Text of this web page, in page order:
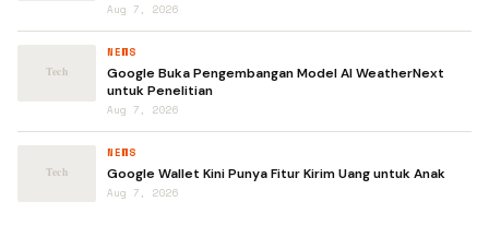
Aug 7, 2026
NEWS
Google Buka Pengembangan Model AI WeatherNext
untuk Penelitian
Aug 7, 2026
NEWS
Google Wallet Kini Punya Fitur Kirim Uang untuk Anak
Aug 7, 2026